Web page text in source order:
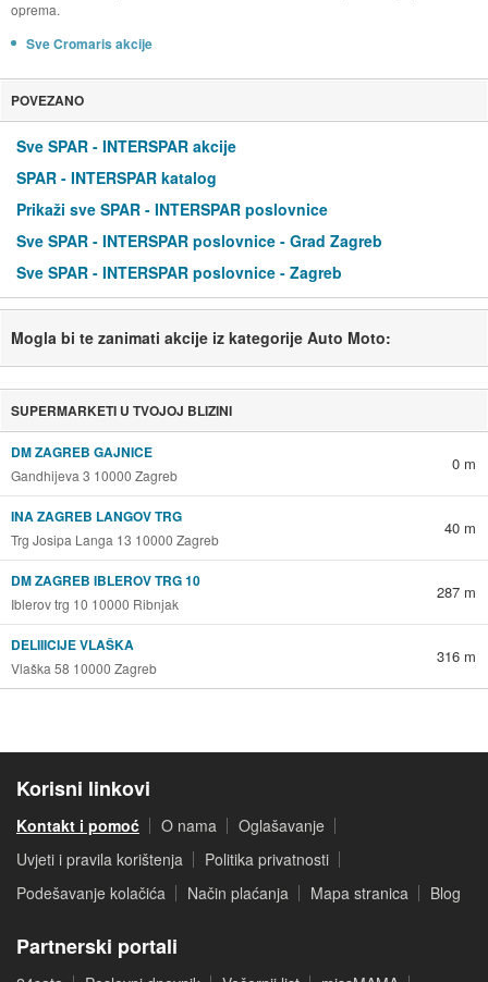
oprema.
Sve Cromaris akcije
POVEZANO
Sve SPAR - INTERSPAR akcije
SPAR - INTERSPAR katalog
Prikaži sve SPAR - INTERSPAR poslovnice
Sve SPAR - INTERSPAR poslovnice - Grad Zagreb
Sve SPAR - INTERSPAR poslovnice - Zagreb
Mogla bi te zanimati akcije iz kategorije Auto Moto:
SUPERMARKETI U TVOJOJ BLIZINI
DM ZAGREB GAJNICE
Gandhijeva 3 10000 Zagreb
0 m
INA ZAGREB LANGOV TRG
Trg Josipa Langa 13 10000 Zagreb
40 m
DM ZAGREB IBLEROV TRG 10
Iblerov trg 10 10000 Ribnjak
287 m
DELIIICIJE VLAŠKA
Vlaška 58 10000 Zagreb
316 m
Korisni linkovi
Kontakt i pomoć O nama
Oglašavanje
Uvjeti i pravila korištenja
Politika privatnosti
Podešavanje kolačića
Način plaćanja Mapa stranica Blog
Partnerski portali